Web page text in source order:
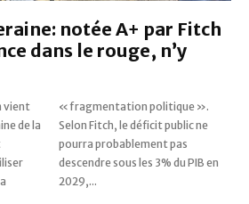
notée A+ par Fitch
dans le rouge, n’y
vient
de la
».
ne
en
2029,...